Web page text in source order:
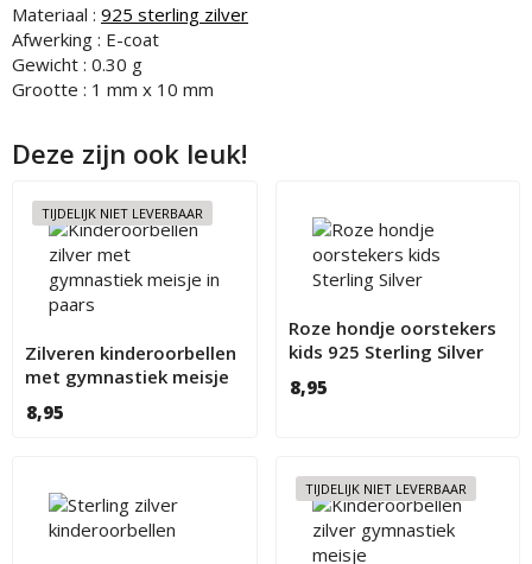
Materiaal : 925 sterling zilver
Afwerking : E-coat
Gewicht : 0.30 g
Grootte : 1 mm x 10 mm
Deze zijn ook leuk!
TIJDELIJK NIET LEVERBAAR
Zilveren kinderoorbellen
met gymnastiek meisje
8,95
Roze hondje oorstekers
kids 925 Sterling Silver
8,95
TIJDELIJK NIET LEVERBAAR